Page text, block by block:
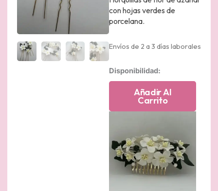
con hojas verdes de
porcelana.
Envíos de 2 a 3 días laborales
Disponibilidad:
Tocado
porcelana
cantidad
Añadir Al
Carrito